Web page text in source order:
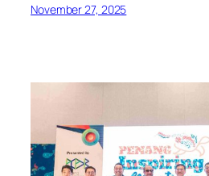
November 27, 2025